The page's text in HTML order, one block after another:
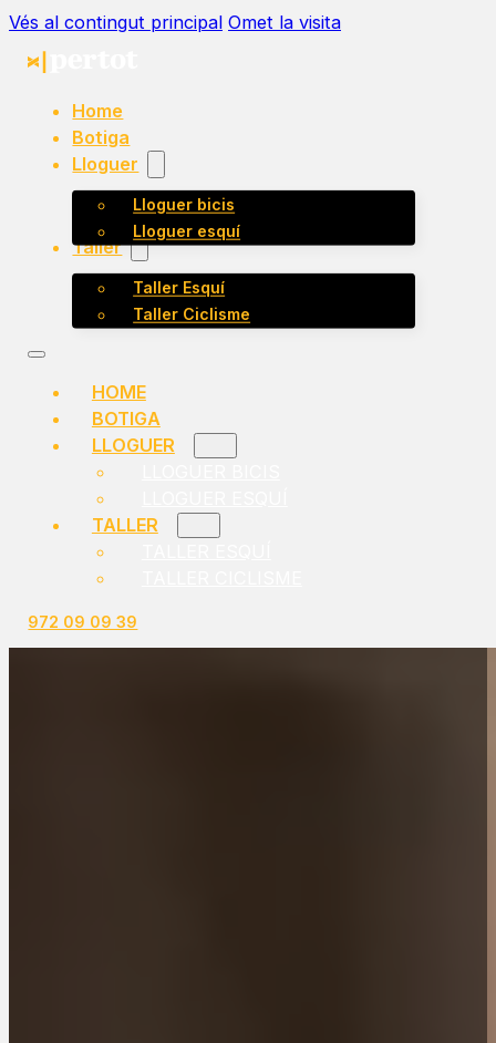
Vés al contingut principal Omet la visita
Home
Botiga
Lloguer
Lloguer bicis
Lloguer esquí
Taller
Taller Esquí
Taller Ciclisme
HOME
BOTIGA
LLOGUER
TALLER
972 09 09 39